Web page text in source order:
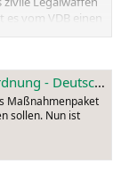
vom VDB einen
an die
anders, als es
geladenen
als unnötig
Zielgruppe
von der
vom
einig, dass die
Waffen Journal
Maßnahmenpaket
sollen. Nun ist